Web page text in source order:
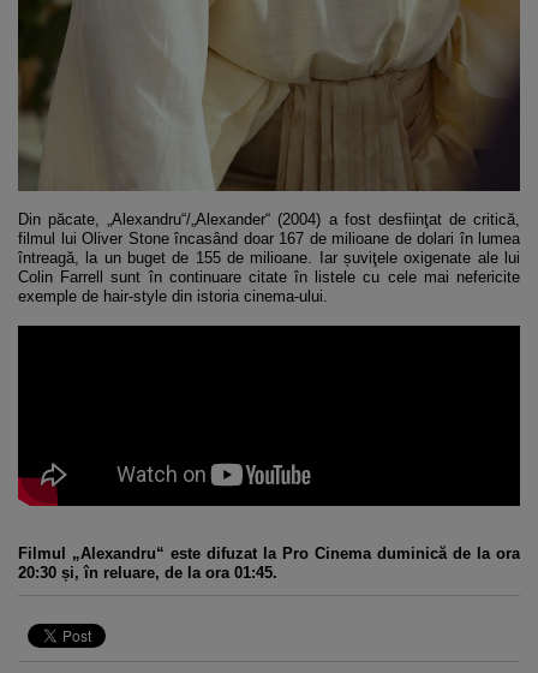
Din păcate, „Alexandru“/„Alexander“ (2004) a fost desfiinţat de critică,
filmul lui Oliver Stone încasând doar 167 de milioane de dolari în lumea
întreagă, la un buget de 155 de milioane. Iar șuviţele oxigenate ale lui
Colin Farrell sunt în continuare citate în listele cu cele mai nefericite
exemple de hair-style din istoria cinema-ului.
Filmul „Alexandru“ este difuzat la Pro Cinema duminică de la ora
20:30 și, în reluare, de la ora 01:45.